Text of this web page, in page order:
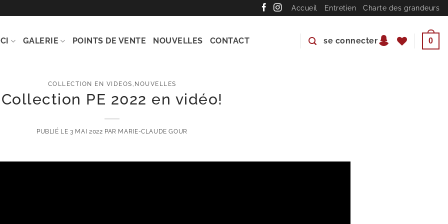
Accueil Entretien Charte des grandeurs
GALERIE POINTS DE VENTE NOUVELLES CONTACT se connecter 0
COLLECTION EN VIDEOS, NOUVELLES
Collection PE 2022 en vidéo!
PUBLIÉ LE3 MAI 2022 PAR MARIE-CLAUDE GOUR